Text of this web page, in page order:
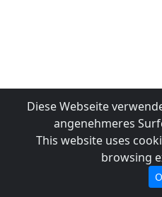
Diese Webseite
angenehmeres
This website uses
browsing